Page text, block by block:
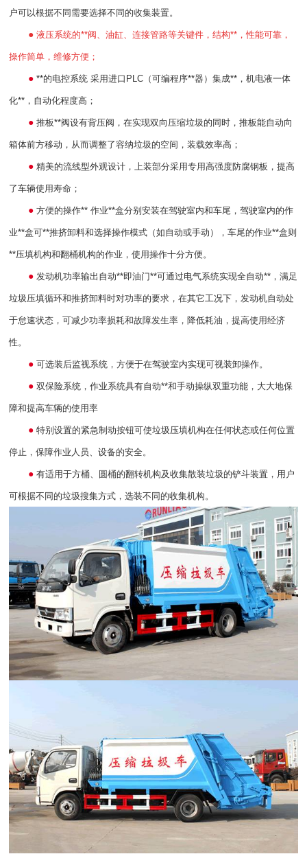
户可以根据不同需要选择不同的收集装置。
●液压系统的**阀、油缸、连接管路等关键件，结构**，性能可靠，
操作简单，维修方便；
●**的电控系统 采用进口 PLC （可编程序**器）集成**，机电液一体
化**，自动化程度高；
●推板**阀设有背压阀，在实现双向压缩垃圾的同时，推板能自动向
箱体前方移动，从而调整了容纳垃圾的空间，装载效率高；
●精美的流线型外观设计，上装部分采用专用高强度防腐钢板，提高
了车辆使用寿命；
●方便的操作** 作业**盒分别安装在驾驶室内和车尾，驾驶室内的作
业**盒可**推挤卸料和选择操作模式（如自动或手动），车尾的作业**盒则
**压填机构和翻桶机构的作业，使用操作十分方便。
●发动机功率输出自动**即油门**可通过电气系统实现全自动**，满足
垃圾压填循环和推挤卸料时对功率的要求，在其它工况下，发动机自动处
于怠速状态，可减少功率损耗和故障发生率，降低耗油，提高使用经济
性。
●可选装后监视系统，方便于在驾驶室内实现可视装卸操作。
●双保险系统，作业系统具有自动**和手动操纵双重功能，大大地保
障和提高车辆的使用率
●特别设置的紧急制动按钮可使垃圾压填机构在任何状态或任何位置
停止，保障作业人员、设备的安全。
●有适用于方桶、圆桶的翻转机构及收集散装垃圾的铲斗装置，用户
可根据不同的垃圾搜集方式，选装不同的收集机构。